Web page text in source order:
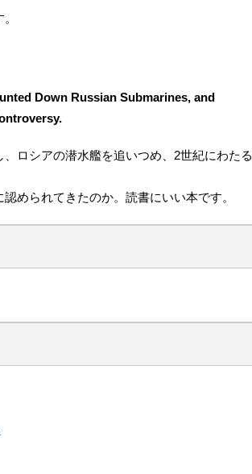
Down Russian Submarines, and
ロシアの潜水艦を追いつめ、2世紀にわたる
められてきたのか。読書にいい本です。